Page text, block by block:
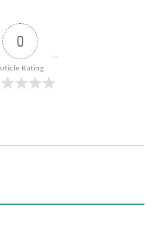
0
Rating